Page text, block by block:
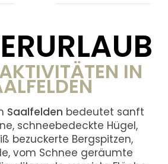
IN
Saalfelden bedeutet sanft
schneebedeckte Hügel,
bezuckerte Bergspitzen,
vom Schnee geräumte